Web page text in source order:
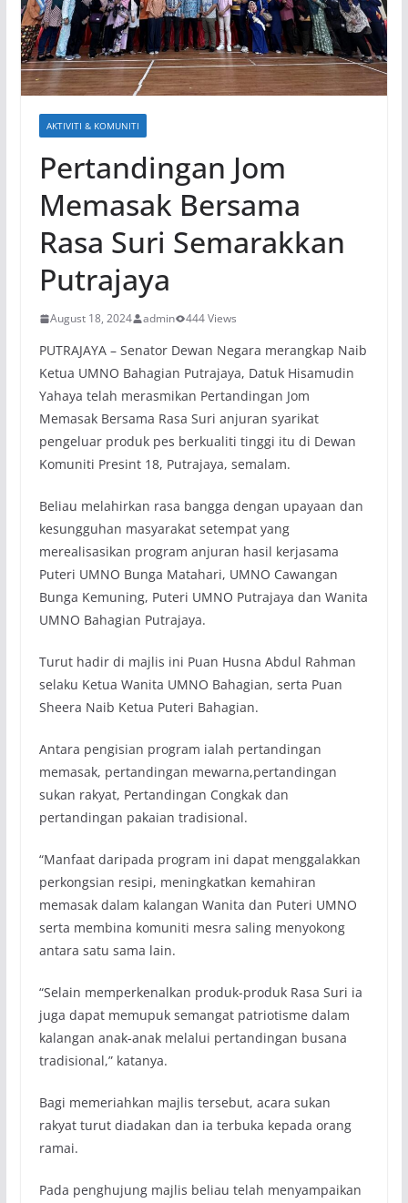
AKTIVITI & KOMUNITI
Pertandingan Jom
Memasak Bersama
Rasa Suri Semarakkan
Putrajaya
August 18, 2024 admin 444 Views
PUTRAJAYA – Senator Dewan Negara merangkap Naib
Ketua UMNO Bahagian Putrajaya, Datuk Hisamudin
Yahaya telah merasmikan Pertandingan Jom
Memasak Bersama Rasa Suri anjuran syarikat
pengeluar produk pes berkualiti tinggi itu di Dewan
Komuniti Presint 18, Putrajaya, semalam.
Beliau melahirkan rasa bangga dengan upayaan dan
kesungguhan masyarakat setempat yang
merealisasikan program anjuran hasil kerjasama
Puteri UMNO Bunga Matahari, UMNO Cawangan
Bunga Kemuning, Puteri UMNO Putrajaya dan Wanita
UMNO Bahagian Putrajaya.
Turut hadir di majlis ini Puan Husna Abdul Rahman
selaku Ketua Wanita UMNO Bahagian, serta Puan
Sheera Naib Ketua Puteri Bahagian.
Antara pengisian program ialah pertandingan
memasak, pertandingan mewarna,pertandingan
sukan rakyat, Pertandingan Congkak dan
pertandingan pakaian tradisional.
“Manfaat daripada program ini dapat menggalakkan
perkongsian resipi, meningkatkan kemahiran
memasak dalam kalangan Wanita dan Puteri UMNO
serta membina komuniti mesra saling menyokong
antara satu sama lain.
“Selain memperkenalkan produk-produk Rasa Suri ia
juga dapat memupuk semangat patriotisme dalam
kalangan anak-anak melalui pertandingan busana
tradisional,” katanya.
Bagi memeriahkan majlis tersebut, acara sukan
rakyat turut diadakan dan ia terbuka kepada orang
ramai.
Pada penghujung majlis beliau telah menyampaikan